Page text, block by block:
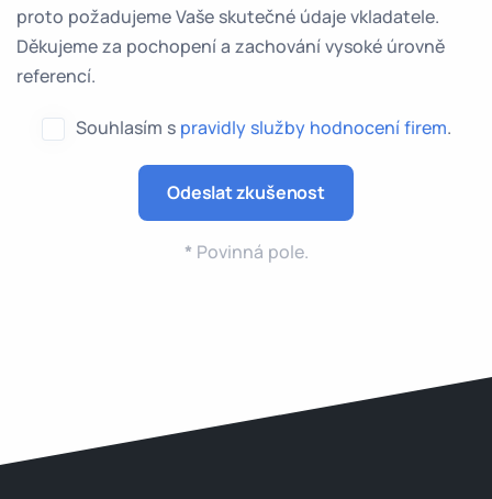
proto požadujeme Vaše skutečné údaje vkladatele.
Děkujeme za pochopení a zachování vysoké úrovně
referencí.
Souhlasím s pravidly služby hodnocení firem.
* Povinná pole.